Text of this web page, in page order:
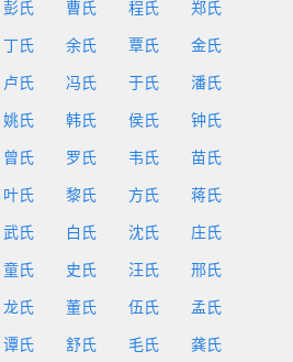
彭氏 曹氏 程氏 郑氏
丁氏 余氏 覃氏 金氏
卢氏 冯氏 于氏 潘氏
姚氏 韩氏 侯氏 钟氏
曾氏 罗氏 韦氏 苗氏
叶氏 黎氏 方氏 蒋氏
武氏 白氏 沈氏 庄氏
童氏 史氏 汪氏 邢氏
龙氏 董氏 伍氏 孟氏
谭氏 舒氏 毛氏 龚氏